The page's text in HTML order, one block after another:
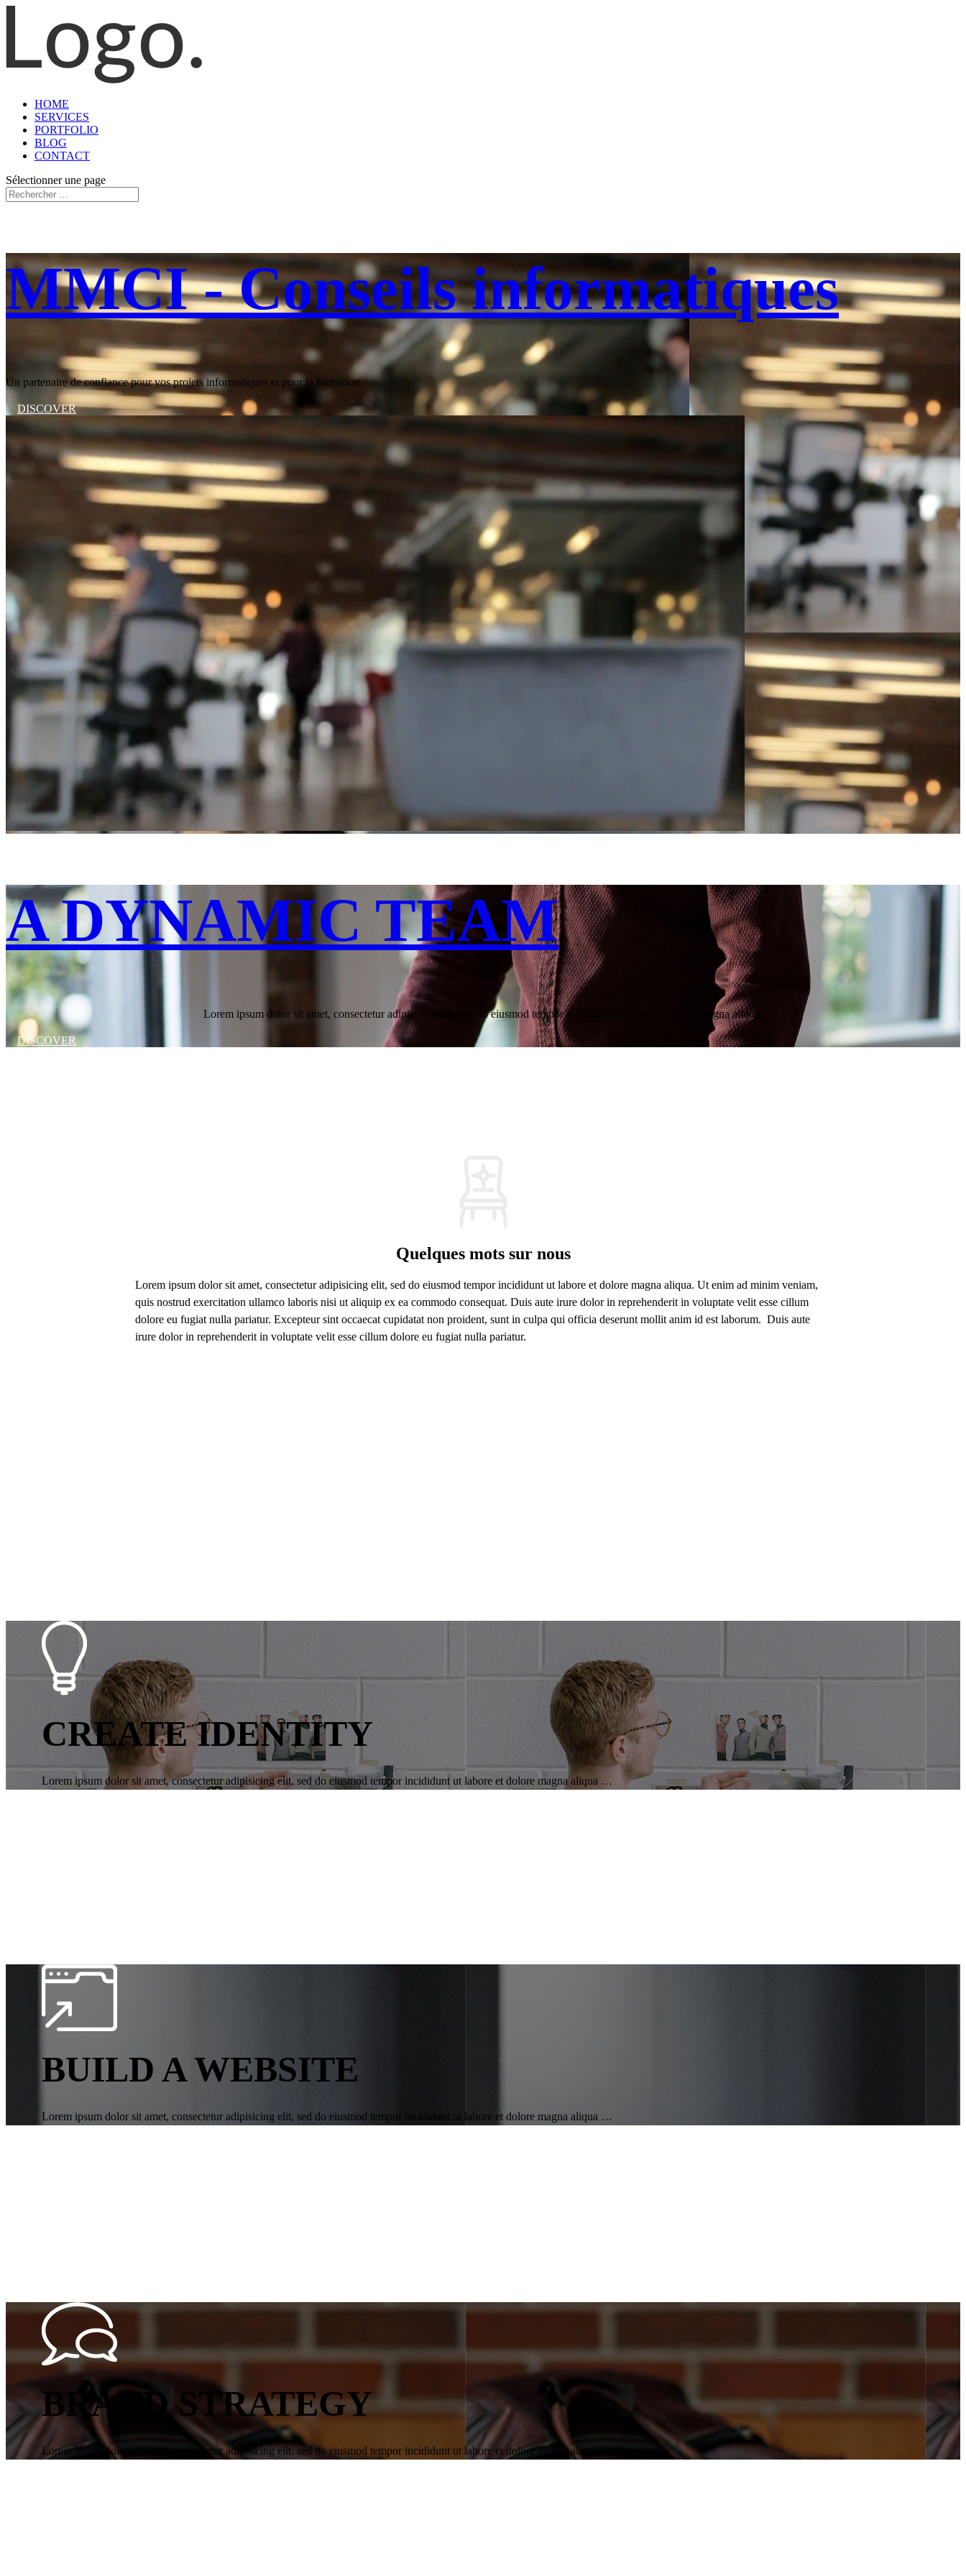
HOME
SERVICES
PORTFOLIO
BLOG
CONTACT
Sélectionner une page
MMCI - Conseils informatiques
Un partenaire de confiance pour vos projets informatiques et pour la formation.
DISCOVER
A DYNAMIC TEAM
Lorem ipsum dolor sit amet, consectetur adipisicing elit, sed do eiusmod tempor incididunt ut labore et dolore magna aliqua.
DISCOVER
Quelques mots sur nous
Lorem ipsum dolor sit amet, consectetur adipisicing elit, sed do eiusmod tempor incididunt ut labore et dolore magna aliqua. Ut enim ad minim veniam,
quis nostrud exercitation ullamco laboris nisi ut aliquip ex ea commodo consequat. Duis aute irure dolor in reprehenderit in voluptate velit esse cillum
dolore eu fugiat nulla pariatur. Excepteur sint occaecat cupidatat non proident, sunt in culpa qui officia deserunt mollit anim id est laborum. Duis aute
irure dolor in reprehenderit in voluptate velit esse cillum dolore eu fugiat nulla pariatur.
CREATE IDENTITY
Lorem ipsum dolor sit amet, consectetur adipisicing elit, sed do eiusmod tempor incididunt ut labore et dolore magna aliqua …
BUILD A WEBSITE
Lorem ipsum dolor sit amet, consectetur adipisicing elit, sed do eiusmod tempor incididunt ut labore et dolore magna aliqua …
BRAND STRATEGY
Lorem ipsum dolor sit amet, consectetur adipisicing elit, sed do eiusmod tempor incididunt ut labore et dolore magna aliqua …